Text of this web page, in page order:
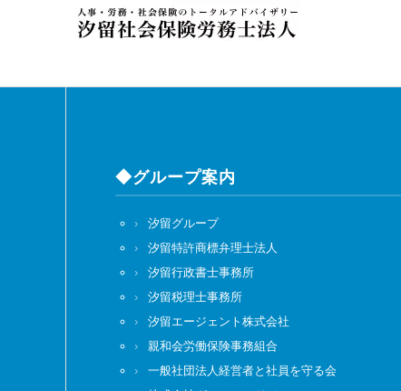
◆グループ案内
汐留グループ
汐留特許商標弁理士法人
汐留行政書士事務所
汐留税理士事務所
汐留エージェント株式会社
親和会労働保険事務組合
一般社団法人経営者と社員を守る会